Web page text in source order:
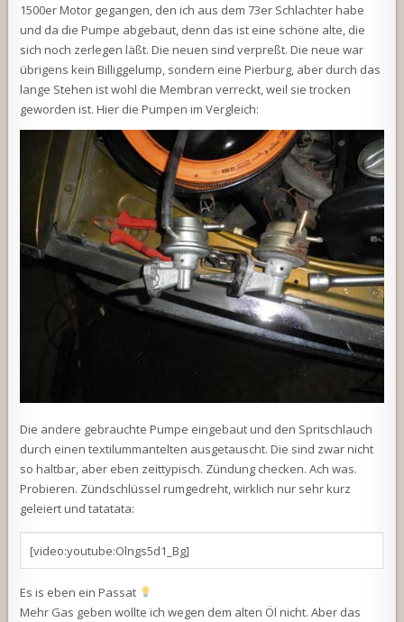
1500er Motor gegangen, den ich aus dem 73er Schlachter habe
und da die Pumpe abgebaut, denn das ist eine schöne alte, die
sich noch zerlegen läßt. Die neuen sind verpreßt. Die neue war
übrigens kein Billiggelump, sondern eine Pierburg, aber durch das
lange Stehen ist wohl die Membran verreckt, weil sie trocken
geworden ist. Hier die Pumpen im Vergleich:
Die andere gebrauchte Pumpe eingebaut und den Spritschlauch
durch einen textilummantelten ausgetauscht. Die sind zwar nicht
so haltbar, aber eben zeittypisch. Zündung checken. Ach was.
Probieren. Zündschlüssel rumgedreht, wirklich nur sehr kurz
geleiert und tatatata:
[video:youtube:Olngs5d1_Bg]
Es is eben ein Passat
Mehr Gas geben wollte ich wegen dem alten Öl nicht. Aber das